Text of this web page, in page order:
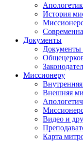
История
Документы
Документы
Миссионеру
Внешняя
Видео и
Карта